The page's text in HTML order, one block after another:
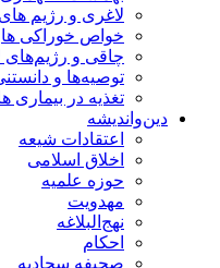
لاغری و رژیم
خواص خوراكی ها
چاقی و رژیم‌های
توصیه‌ها و
تغذیه در بیماری
دین‌واندیشه
اعتقادات شیعه
اخلاق اسلامی
حوزه علمیه
مهدویت
نهج‌البلاغه
احکام
صحیفه سجادیه